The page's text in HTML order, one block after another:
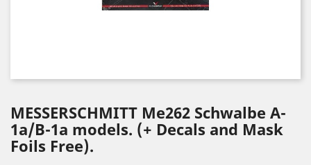
MESSERSCHMITT Me262 Schwalbe A-
1a/B-1a models. (+ Decals and Mask
Foils Free).